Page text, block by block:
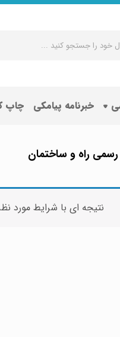
خبرنامه پیامکی چاپ
راه و ساختمان
نتیجه ای با شرایط مورد